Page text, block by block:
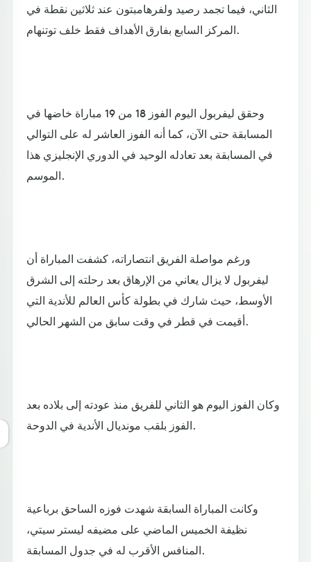
الثاني، فيما تجمد رصيد ولفرهامبتون عند ثلاثين نقطة في
المركز السابع بفارق الأهداف فقط خلف توتنهام.
وحقق ليفربول اليوم الفوز 18 من 19 مباراة خاضها في
المسابقة حتى الآن، كما أنه الفوز العاشر له على التوالي
في المسابقة بعد تعادله الوحيد في الدوري الإنجليزي هذا
الموسم.
ورغم مواصلة الفريق انتصاراته، كشفت المباراة أن
ليفربول لا يزال يعاني من الإرهاق بعد رحلته إلى الشرق
الأوسط، حيث شارك في بطولة كأس العالم للأندية التي
أقيمت في قطر في وقت سابق من الشهر الحالي.
وكان الفوز اليوم هو الثاني للفريق منذ عودته إلى بلاده بعد
الفوز بلقب مونديال الأندية في الدوحة.
وكانت المباراة السابقة شهدت فوزه الساحق برباعية
نظيفة الخميس الماضي على مضيفه ليستر سيتي،
المنافس الأقرب له في جدول المسابقة.